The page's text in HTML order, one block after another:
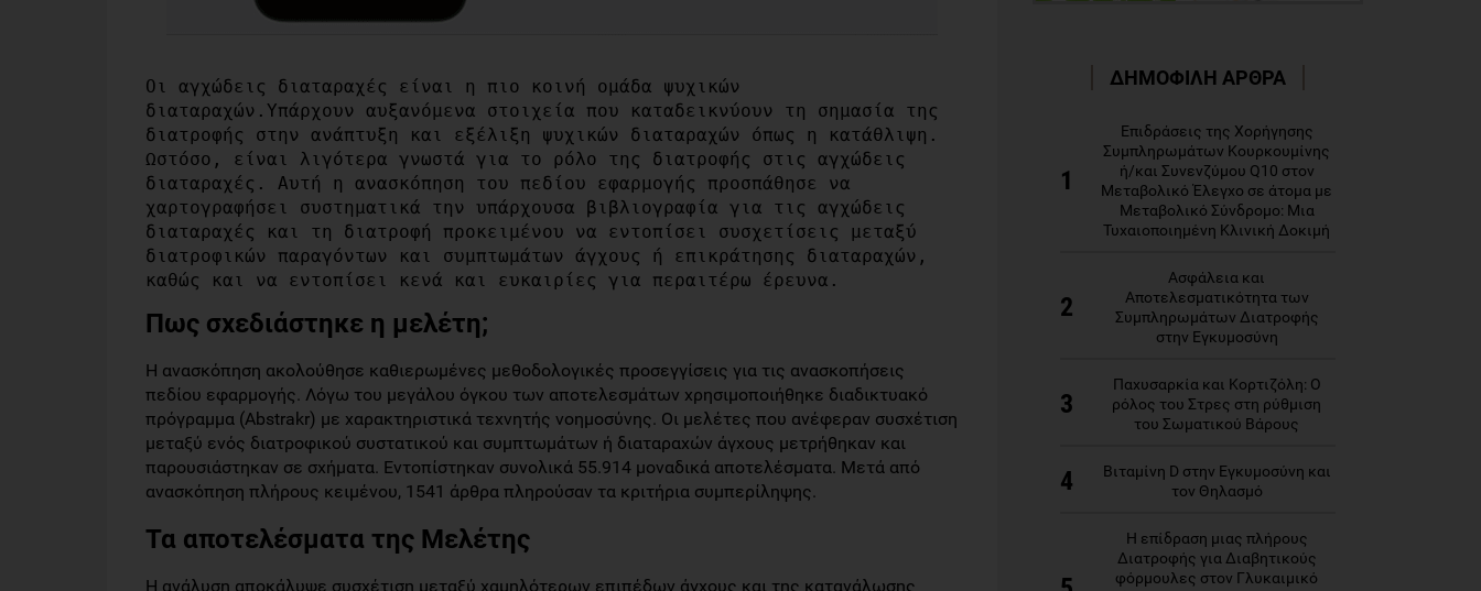
Οι αγχώδεις διαταραχές είναι η πιο κοινή ομάδα ψυχικών
διαταραχών.Υπάρχουν αυξανόμενα στοιχεία που καταδεικνύουν τη σημασία της
διατροφής στην ανάπτυξη και εξέλιξη ψυχικών διαταραχών όπως η κατάθλιψη.
Ωστόσο, είναι λιγότερα γνωστά για το ρόλο της διατροφής στις αγχώδεις
διαταραχές. Αυτή η ανασκόπηση του πεδίου εφαρμογής προσπάθησε να
χαρτογραφήσει συστηματικά την υπάρχουσα βιβλιογραφία για τις αγχώδεις
διαταραχές και τη διατροφή προκειμένου να εντοπίσει συσχετίσεις μεταξύ
διατροφικών παραγόντων και συμπτωμάτων άγχους ή επικράτησης διαταραχών,
καθώς και να εντοπίσει κενά και ευκαιρίες για περαιτέρω έρευνα.
Πως σχεδιάστηκε η μελέτη;
Η ανασκόπηση ακολούθησε καθιερωμένες μεθοδολογικές προσεγγίσεις για τις ανασκοπήσεις
πεδίου εφαρμογής. Λόγω του μεγάλου όγκου των αποτελεσμάτων χρησιμοποιήθηκε διαδικτυακό
πρόγραμμα (Abstrakr) με χαρακτηριστικά τεχνητής νοημοσύνης. Οι μελέτες που ανέφεραν συσχέτιση
μεταξύ ενός διατροφικού συστατικού και συμπτωμάτων ή διαταραχών άγχους μετρήθηκαν και
παρουσιάστηκαν σε σχήματα. Εντοπίστηκαν συνολικά 55.914 μοναδικά αποτελέσματα. Μετά από
ανασκόπηση πλήρους κειμένου, 1541 άρθρα πληρούσαν τα κριτήρια συμπερίληψης.
Τα αποτελέσματα της Μελέτης
Η ανάλυση αποκάλυψε συσχέτιση μεταξύ χαμηλότερων επιπέδων άγχους και της κατανάλωσης
ΔΗΜΟΦΙΛΗ ΑΡΘΡΑ
1
Επιδράσεις της Χορήγησης
Συμπληρωμάτων Κουρκουμίνης
ή/και Συνενζύμου Q10 στον
Μεταβολικό Έλεγχο σε άτομα με
Μεταβολικό Σύνδρομο: Μια
Τυχαιοποιημένη Κλινική Δοκιμή
2
Ασφάλεια και
Αποτελεσματικότητα των
Συμπληρωμάτων Διατροφής
στην Εγκυμοσύνη
3
Παχυσαρκία και Κορτιζόλη: Ο
ρόλος του Στρες στη ρύθμιση
του Σωματικού Βάρους
4
Βιταμίνη D στην Εγκυμοσύνη και
τον Θηλασμό
Η επίδραση μιας πλήρους
Διατροφής για Διαβητικούς
φόρμουλες στον Γλυκαιμικό